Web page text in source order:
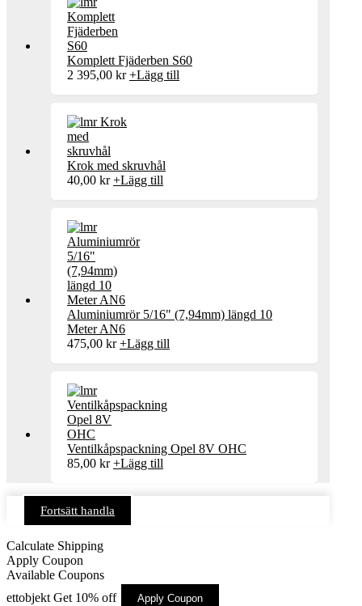
Komplett Fjäderben S60
2 395,00 kr +Lägg till
Krok med skruvhål
40,00 kr +Lägg till
Aluminiumrör 5/16" (7,94mm) längd 10
Meter AN6
475,00 kr +Lägg till
Ventilkåpspackning Opel 8V OHC
85,00 kr +Lägg till
Fortsätt handla
Calculate Shipping
Apply Coupon
Available Coupons
ettobjekt Get 10% off Apply Coupon